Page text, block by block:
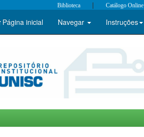
Biblioteca | Catálogo Online
Página inicial Navegar Instruções